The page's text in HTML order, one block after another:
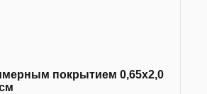
покрытием 0,65х2,0